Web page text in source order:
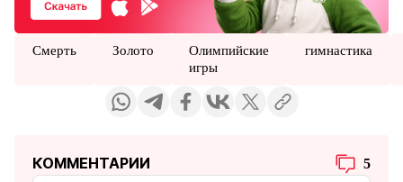
Смерть Золото
Олимпийские
игры
гимнастика
КОММЕНТАРИИ 5